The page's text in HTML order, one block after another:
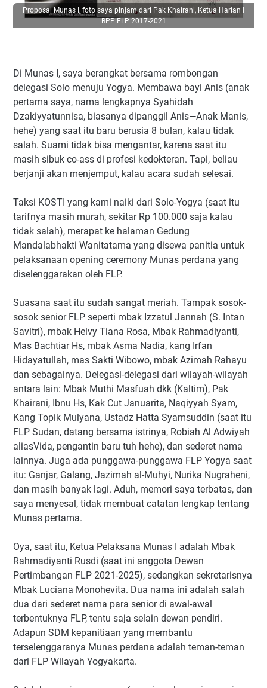
Proposal Munas I, foto saya pinjam dari Pak Khairani, Ketua Harian I
BPP FLP 2017-2021
Di Munas I, saya berangkat bersama rombongan
delegasi Solo menuju Yogya. Membawa bayi Anis (anak
pertama saya, nama lengkapnya Syahidah
Dzakiyyatunnisa, biasanya dipanggil Anis—Anak Manis,
hehe) yang saat itu baru berusia 8 bulan, kalau tidak
salah. Suami tidak bisa mengantar, karena saat itu
masih sibuk co-ass di profesi kedokteran. Tapi, beliau
berjanji akan menjemput, kalau acara sudah selesai.
Taksi KOSTI yang kami naiki dari Solo-Yogya (saat itu
tarifnya masih murah, sekitar Rp 100.000 saja kalau
tidak salah), merapat ke halaman Gedung
Mandalabhakti Wanitatama yang disewa panitia untuk
pelaksanaan opening ceremony Munas perdana yang
diselenggarakan oleh FLP.
Suasana saat itu sudah sangat meriah. Tampak sosok-
sosok senior FLP seperti mbak Izzatul Jannah (S. Intan
Savitri), mbak Helvy Tiana Rosa, Mbak Rahmadiyanti,
Mas Bachtiar Hs, mbak Asma Nadia, kang Irfan
Hidayatullah, mas Sakti Wibowo, mbak Azimah Rahayu
dan sebagainya. Delegasi-delegasi dari wilayah-wilayah
antara lain: Mbak Muthi Masfuah dkk (Kaltim), Pak
Khairani, Ibnu Hs, Kak Cut Januarita, Naqiyyah Syam,
Kang Topik Mulyana, Ustadz Hatta Syamsuddin (saat itu
FLP Sudan, datang bersama istrinya, Robiah Al Adwiyah
aliasVida, pengantin baru tuh hehe), dan sederet nama
lainnya. Juga ada punggawa-punggawa FLP Yogya saat
itu: Ganjar, Galang, Jazimah al-Muhyi, Nurika Nugraheni,
dan masih banyak lagi. Aduh, memori saya terbatas, dan
saya menyesal, tidak membuat catatan lengkap tentang
Munas pertama.
Oya, saat itu, Ketua Pelaksana Munas I adalah Mbak
Rahmadiyanti Rusdi (saat ini anggota Dewan
Pertimbangan FLP 2021-2025), sedangkan sekretarisnya
Mbak Luciana Monohevita. Dua nama ini adalah salah
dua dari sederet nama para senior di awal-awal
terbentuknya FLP, tentu saja selain dewan pendiri.
Adapun SDM kepanitiaan yang membantu
terselenggaranya Munas perdana adalah teman-teman
dari FLP Wilayah Yogyakarta.